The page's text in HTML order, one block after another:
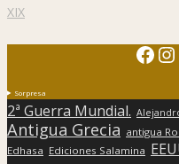
XIX
Sorpresa
2ª Guerra Mundial.
Antigua Grecia antigua
Edhasa Ediciones Salamina